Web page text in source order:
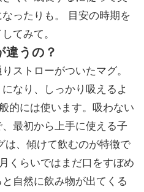
ったりも。 目安の時期を
てみて。
違うの？
ストローがついたマグ。
なり、しっかり吸えるよ
的には使います。吸わない
最初から上手に使える子
は、傾けて飲むのが特徴で
くらいではまだ口をすぼめ
自然に飲み物が出てくる